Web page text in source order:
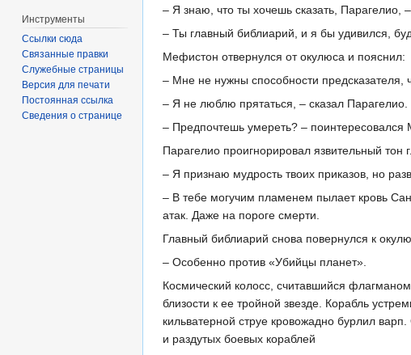
– Я знаю, что ты хочешь сказать, Парагелио,
– Ты главный библиарий, и я бы удивился,
Мефистон отвернулся от окулюса и пояснил:
– Мне не нужны способности предсказателя,
– Я не люблю прятаться, – сказал Парагелио.
– Предпочтешь умереть? – поинтересовался
Парагелио проигнорировал язвительный тон
– Я признаю мудрость твоих приказов, но
– В тебе могучим пламенем пылает кровь
атак. Даже на пороге смерти.
Главный библиарий снова повернулся к
– Особенно против «Убийцы планет».
Космический колосс, считавшийся
близости к ее тройной звезде. Корабль
кильватерной струе кровожадно бурлил
и раздутых боевых кораблей
Инструменты
Ссылки сюда
Связанные правки
Служебные страницы
Версия для печати
Постоянная ссылка
Сведения о странице